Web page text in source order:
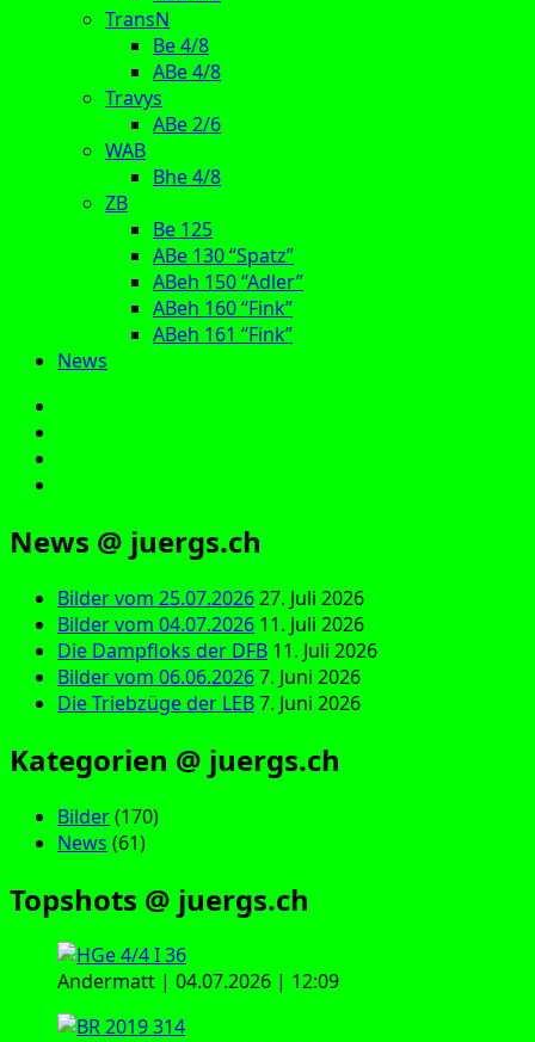
TransN
Be 4/8
ABe 4/8
Travys
ABe 2/6
WAB
Bhe 4/8
ZB
Be 125
ABe 130 “Spatz”
ABeh 150 “Adler”
ABeh 160 “Fink”
ABeh 161 “Fink”
News
News @ juergs.ch
Bilder vom 25.07.202627. Juli 2026
Bilder vom 04.07.2026 11. Juli 2026
Die Dampfloks der DFB 11. Juli 2026
Bilder vom 06.06.20267. Juni 2026
Die Triebzüge der LEB7. Juni 2026
Kategorien @ juergs.ch
Bilder(170)
News (61)
Topshots @ juergs.ch
Andermatt | 04.07.2026 | 12:09